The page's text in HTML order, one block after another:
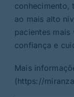
conhecimento,
ao mais alto
pacientes
confiança e
Mais
(https://